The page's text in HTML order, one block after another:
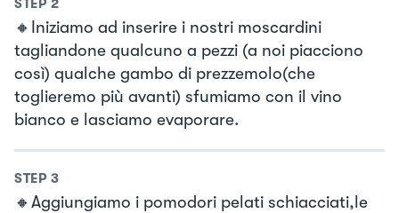
STEP 2
🔸Iniziamo ad inserire i nostri moscardini
tagliandone qualcuno a pezzi (a noi piacciono
così) qualche gambo di prezzemolo(che
toglieremo più avanti) sfumiamo con il vino
bianco e lasciamo evaporare.
STEP 3
🔸Aggiungiamo i pomodori pelati schiacciati,le